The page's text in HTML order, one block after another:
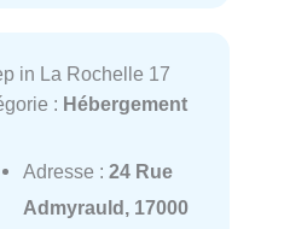
in La Rochelle 17
: Hébergement
Adresse : 24 Rue
Admyrauld, 17000